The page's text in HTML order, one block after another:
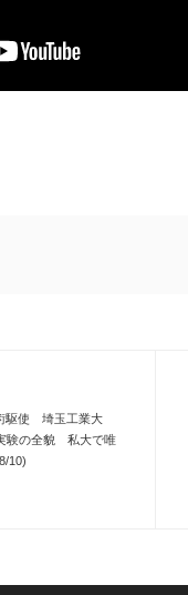
駆使 埼玉工業大
験の全貌 私大で唯
10)